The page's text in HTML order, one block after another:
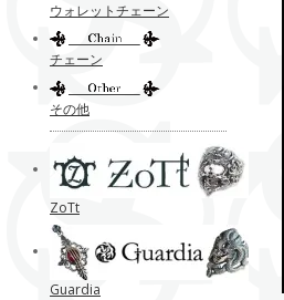
ウォレットチェーン
チェーン
その他
ZoTt
Guardia